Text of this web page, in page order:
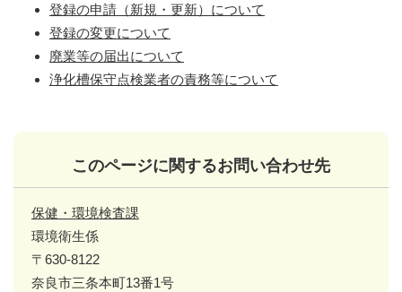
登録の申請（新規・更新）について
登録の変更について
廃業等の届出について
浄化槽保守点検業者の責務等について
このページに関するお問い合わせ先
保健・環境検査課
環境衛生係
〒630-8122
奈良市三条本町13番1号